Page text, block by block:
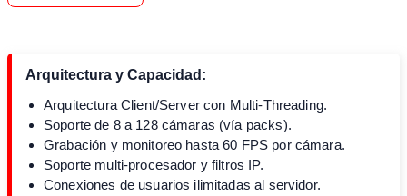
Arquitectura y Capacidad:
Arquitectura Client/Server con Multi-Threading.
Soporte de 8 a 128 cámaras (vía packs).
Grabación y monitoreo hasta 60 FPS por cámara.
Soporte multi-procesador y filtros IP.
Conexiones de usuarios ilimitadas al servidor.